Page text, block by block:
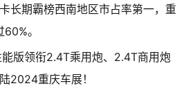
长期霸榜西南地区市占率第一，重
。
版领衔2.4T乘用炮、2.4T商用炮
2024重庆车展！